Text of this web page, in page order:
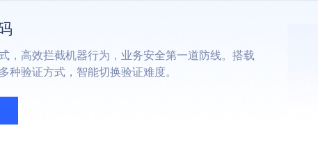
，高效拦截机器行为，业务安全第一道防线。搭载
种验证方式，智能切换验证难度。